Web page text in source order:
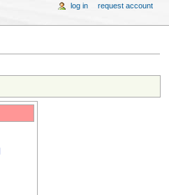
log in request account